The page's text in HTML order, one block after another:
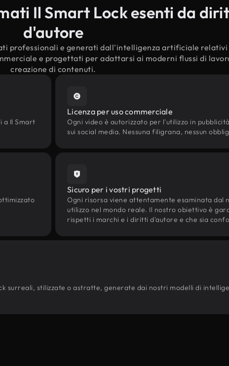
Il Smart Lock esenti da
d'autore
professionali e generati dall'intelligenza artificiale relativi
e progettati per adattarsi ai moderni flussi di
creazione di contenuti.
a Il Smart
Licenza per uso commerciale
Ogni video è autorizzato per l'utilizzo in
sui social media. Nessuna filigrana, nessun
Sicuro per i vostri progetti
Ogni risorsa viene attentamente esaminata dal
utilizzo nel mondo reale. Il nostro obiettivo è
rispetti i marchi e i diritti d'autore e che sia
surreali, stilizzate o astratte, generate dai nostri modelli di